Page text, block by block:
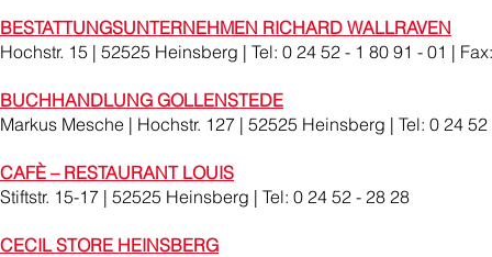
BESTATTUNGSUNTERNEHMEN RICHARD WALLRAVEN
Hochstr. 15 | 52525 Heinsberg | Tel: 0 24 52 - 1 80 91 - 01 |
BUCHHANDLUNG GOLLENSTEDE
Markus Mesche | Hochstr. 127 | 52525 Heinsberg | Tel: 0 24
CAFÈ – RESTAURANT LOUIS
Stiftstr. 15-17 | 52525 Heinsberg | Tel: 0 24 52 - 28 28
CECIL STORE HEINSBERG